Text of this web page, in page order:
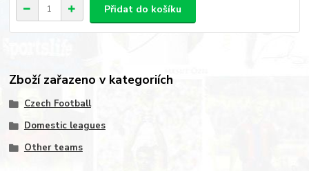
Přidat do košíku
Zboží zařazeno v kategoriích
Czech Football
Domestic leagues
Other teams